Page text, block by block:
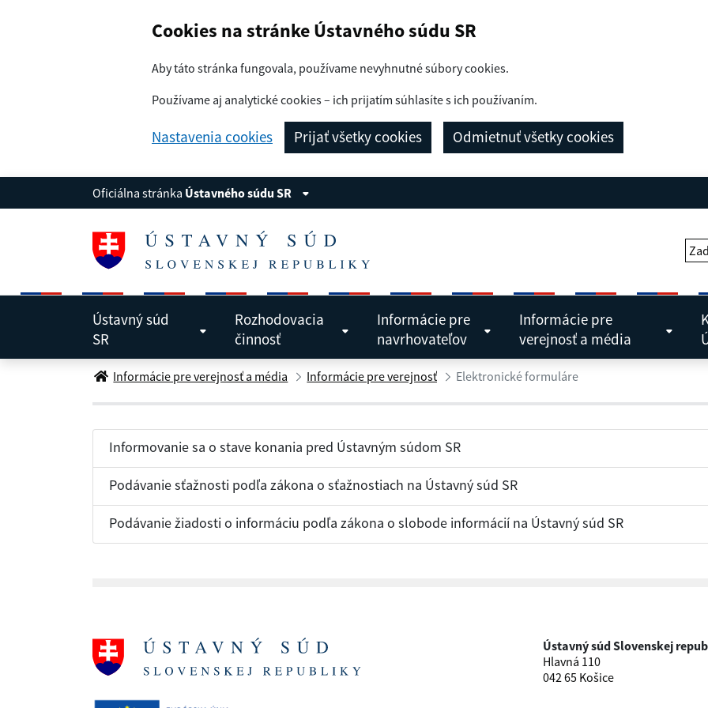
Cookies na stránke Ústavného súdu SR
Aby táto stránka fungovala, používame nevyhnutné súbory cookies.
Používame aj analytické cookies – ich prijatím súhlasíte s ich používaním.
Nastavenia cookies Prijať všetky cookies Odmietnuť všetky cookies
Oficiálna stránka Ústavného súdu SR
Ústavný súd
SR
Rozhodovacia
činnosť
Informácie pre
navrhovateľov
Informácie pre
verejnosť a média
Elektronické formuláre
Informácie pre verejnosť a média Informácie pre verejnosť Elektronické formuláre
Informovanie sa o stave konania pred Ústavným súdom SR
Podávanie sťažnosti podľa zákona o sťažnostiach na Ústavný súd SR
Podávanie žiadosti o informáciu podľa zákona o slobode informácií na Ústavný súd SR
Ústavný súd Slovenskej
Hlavná 110
042 65 Košice